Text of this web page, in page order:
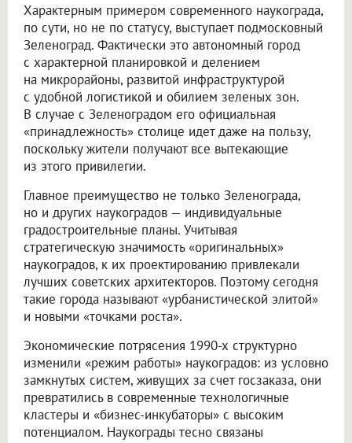
Характерным примером современного наукограда,
по сути, но не по статусу, выступает подмосковный
Зеленоград. Фактически это автономный город
с характерной планировкой и делением
на микрорайоны, развитой инфраструктурой
с удобной логистикой и обилием зеленых зон.
В случае с Зеленоградом его официальная
«принадлежность» столице идет даже на пользу,
поскольку жители получают все вытекающие
из этого привилегии.
Главное преимущество не только Зеленограда,
но и других наукоградов — индивидуальные
градостроительные планы. Учитывая
стратегическую значимость «оригинальных»
наукоградов, к их проектированию привлекали
лучших советских архитекторов. Поэтому сегодня
такие города называют «урбанистической элитой»
и новыми «точками роста».
Экономические потрясения 1990-х структурно
изменили «режим работы» наукоградов: из условно
замкнутых систем, живущих за счет госзаказа, они
превратились в современные технологичные
кластеры и «бизнес-инкубаторы» с высоким
потенциалом. Наукограды тесно связаны